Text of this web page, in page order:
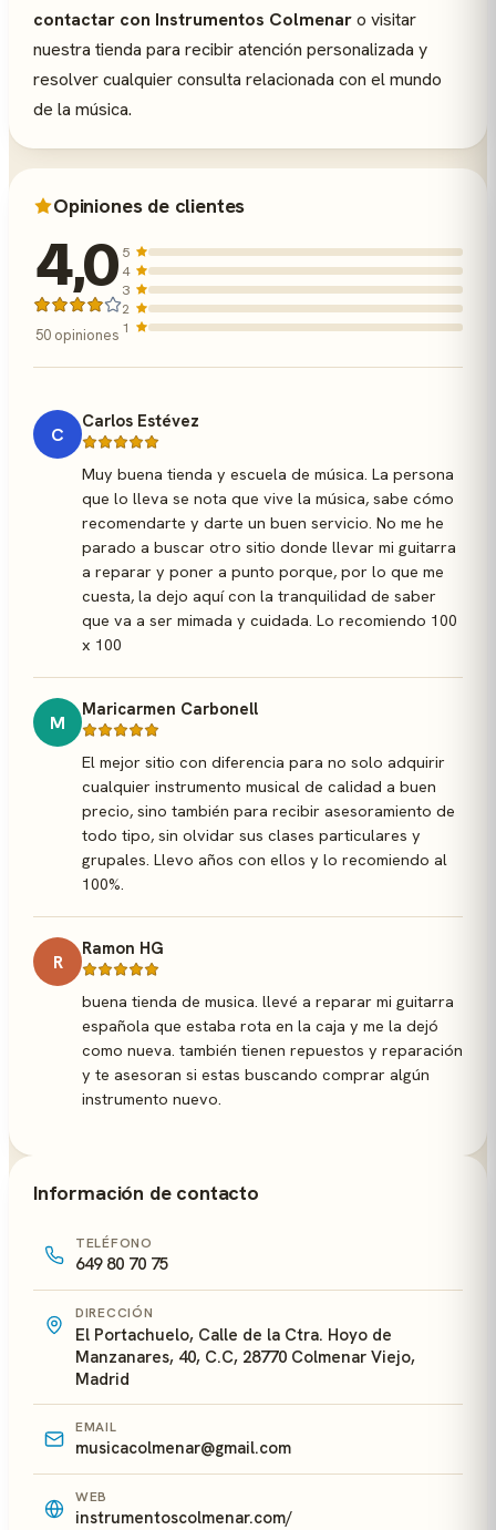
contactar con Instrumentos Colmenaro visitar
nuestra tienda para recibir atención personalizada y
resolver cualquier consulta relacionada con el mundo
de la música.
Opiniones de clientes
4,0
50 opiniones
5
4
3
2
1
C
Carlos Estévez
Muy buena tienda y escuela de música. La persona
que lo lleva se nota que vive la música, sabe cómo
recomendarte y darte un buen servicio. No me he
parado a buscar otro sitio donde llevar mi guitarra
a reparar y poner a punto porque, por lo que me
cuesta, la dejo aquí con la tranquilidad de saber
que va a ser mimada y cuidada. Lo recomiendo 100
x 100
M
Maricarmen Carbonell
El mejor sitio con diferencia para no solo adquirir
cualquier instrumento musical de calidad a buen
precio, sino también para recibir asesoramiento de
todo tipo, sin olvidar sus clases particulares y
grupales. Llevo años con ellos y lo recomiendo al
100%.
R
Ramon HG
buena tienda de musica. llevé a reparar mi guitarra
española que estaba rota en la caja y me la dejó
como nueva. también tienen repuestos y reparación
y te asesoran si estas buscando comprar algún
instrumento nuevo.
Información de contacto
TELÉFONO
649 80 70 75
DIRECCIÓN
El Portachuelo, Calle de la Ctra. Hoyo de
Manzanares, 40, C.C, 28770 Colmenar Viejo,
Madrid
EMAIL
musicacolmenar@gmail.com
WEB
instrumentoscolmenar.com/